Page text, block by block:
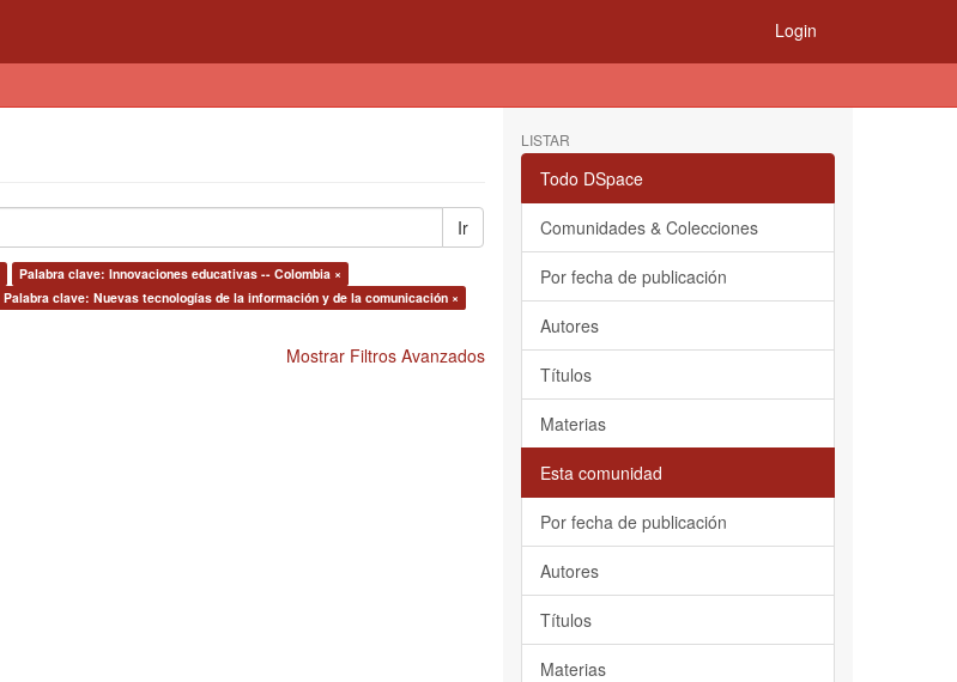
Login
Ir
Palabra clave: Innovaciones educativas -- Colombia ×
Palabra clave: Nuevas tecnologías de la información y de la comunicación ×
Mostrar Filtros Avanzados
LISTAR
Todo DSpace
Comunidades & Colecciones
Por fecha de publicación
Autores
Títulos
Materias
Esta comunidad
Por fecha de publicación
Autores
Títulos
Materias